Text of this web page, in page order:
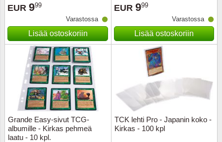
EUR 999
Varastossa
Lisää ostoskoriin
EUR 999
Varastossa
Lisää ostoskoriin
Grande Easy-sivut TCG-
albumille - Kirkas pehmeä
laatu - 10 kpl.
TCK lehti Pro - Japanin koko -
Kirkas - 100 kpl
San
Sveitsi